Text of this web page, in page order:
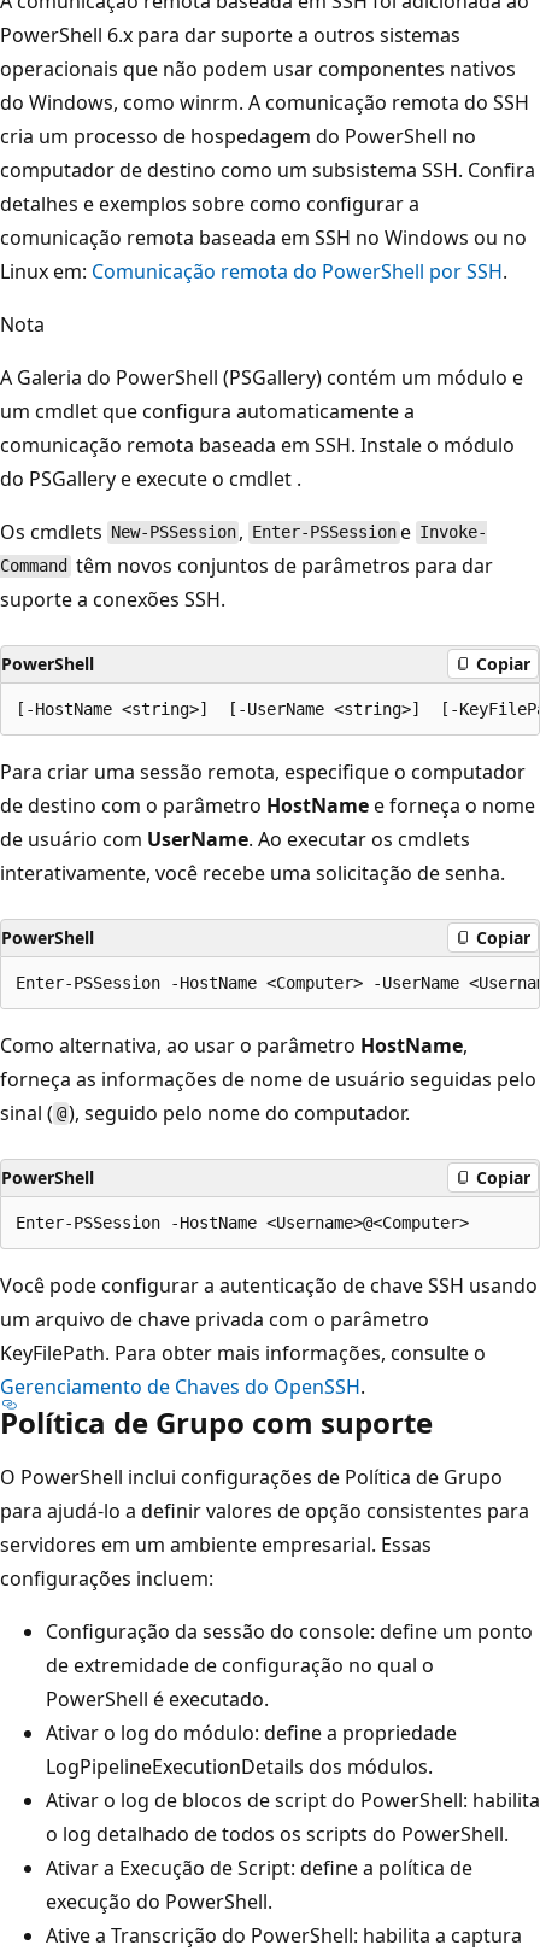
PowerShell 6.x para dar suporte a outros sistemas
operacionais que não podem usar componentes nativos
do Windows, como winrm. A comunicação remota do SSH
cria um processo de hospedagem do PowerShell no
computador de destino como um subsistema SSH. Confira
detalhes e exemplos sobre como configurar a
comunicação remota baseada em SSH no Windows ou no
Linux em: Comunicação remota do PowerShell por SSH.
Nota
A Galeria do PowerShell (PSGallery) contém um módulo e
um cmdlet que configura automaticamente a
comunicação remota baseada em SSH. Instale o módulo
do PSGallerye execute o cmdlet .
Os cmdlets New-PSSession , Enter-PSSessione Invoke-
Command têm novos conjuntos de parâmetros para dar
suporte a conexões SSH.
PowerShell Copiar
Para criar uma sessão remota, especifique o computador
de destino com o parâmetro HostNamee forneça o nome
de usuário com UserName. Ao executar os cmdlets
interativamente, você recebe uma solicitação de senha.
PowerShell Copiar
Como alternativa, ao usar o parâmetro HostName,
forneça as informações de nome de usuário seguidas pelo
sinal ( @), seguido pelo nome do computador.
PowerShell Copiar
Você pode configurar a autenticação de chave SSH usando
um arquivo de chave privada com o parâmetro
KeyFilePath. Para obter mais informações, consulte o
Gerenciamento de Chaves do OpenSSH.
Política de Grupo com suporte
O PowerShell inclui configurações de Política de Grupo
para ajudá-lo a definir valores de opção consistentes para
servidores em um ambiente empresarial. Essas
configurações incluem:
Configuração da sessão do console: define um ponto
de extremidade de configuração no qual o
PowerShell é executado.
Ativar o log do módulo: define a propriedade
LogPipelineExecutionDetails dos módulos.
Ativar o log de blocos de script do PowerShell: habilita
o log detalhado de todos os scripts do PowerShell.
Ativar a Execução de Script: define a política de
execução do PowerShell.
Ative a Transcrição do PowerShell: habilita a captura